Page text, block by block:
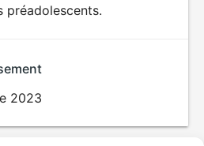
préadolescents.
2023